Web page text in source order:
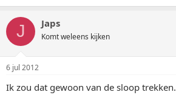
J Japs
Komt weleens kijken
6 jul 2012
Ik zou dat gewoon van de sloop trekken.